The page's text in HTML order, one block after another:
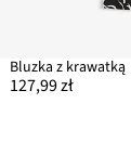
Bluzka z krawatką
127,99 zł